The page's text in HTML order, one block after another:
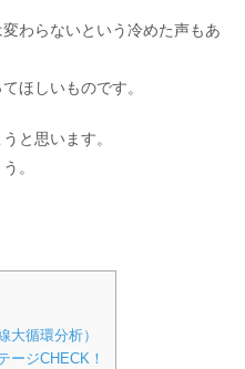
わらないという冷めた声もあ
ほしいものです。
と思います。
。
大循環分析）
ージCHECK！